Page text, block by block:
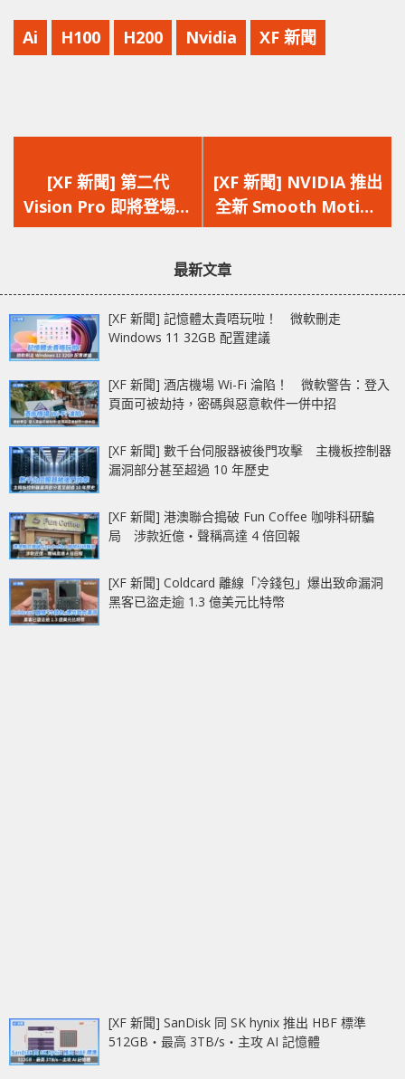
Ai H100 H200 Nvidia XF 新聞
一
篇
文
[XF 新聞] 第二代
Vision Pro 即將登場
性能與舒適度雙重大升
一
篇
文
[XF 新聞] NVIDIA 推出
全新 Smooth Motion
技術 RTX 40 顯示卡
最新文章
[XF 新聞] 記憶體太貴唔玩啦！ 微軟刪走
Windows 11 32GB 配置建議
[XF 新聞] 酒店機場 Wi-Fi 淪陷！ 微軟警告：登入
頁面可被劫持，密碼與惡意軟件一併中招
[XF 新聞] 數千台伺服器被後門攻擊 主機板控制器
漏洞部分甚至超過 10 年歷史
[XF 新聞] 港澳聯合搗破 Fun Coffee 咖啡科研騙
局 涉款近億‧聲稱高達 4 倍回報
[XF 新聞] Coldcard 離線「冷錢包」爆出致命漏洞
黑客已盜走逾 1.3 億美元比特幣
[XF 新聞] SanDisk 同 SK hynix 推出 HBF 標準
512GB‧最高 3TB/s‧主攻 AI 記憶體